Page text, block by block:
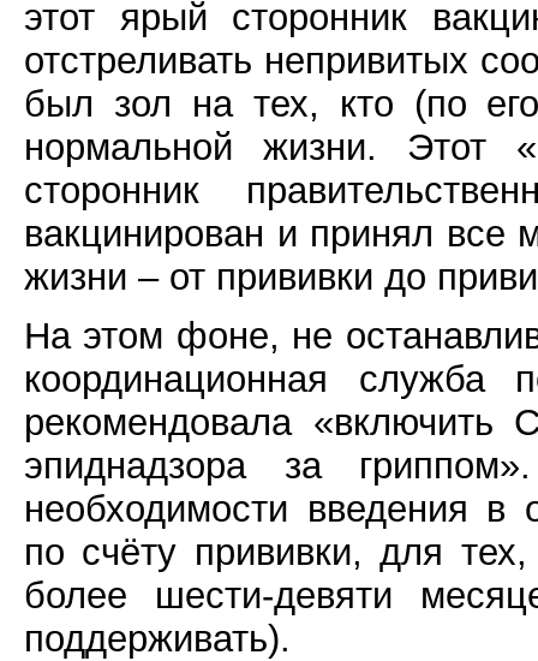
этот ярый сторонник
отстреливать непривитых
был зол на тех, кто (по
нормальной жизни. Этот
сторонник
вакцинирован и принял все
жизни – от прививки до
На этом фоне, не
координационная служба
рекомендовала «включить
эпиднадзора за
необходимости введения в
по счёту прививки, для
более шести-девяти
поддерживать).